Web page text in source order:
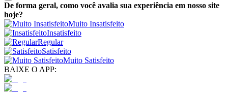
De forma geral, como você avalia sua experiência em nosso site
hoje?
Muito Insatisfeito
Insatisfeito
Regular
Satisfeito
Muito Satisfeito
BAIXE O APP: